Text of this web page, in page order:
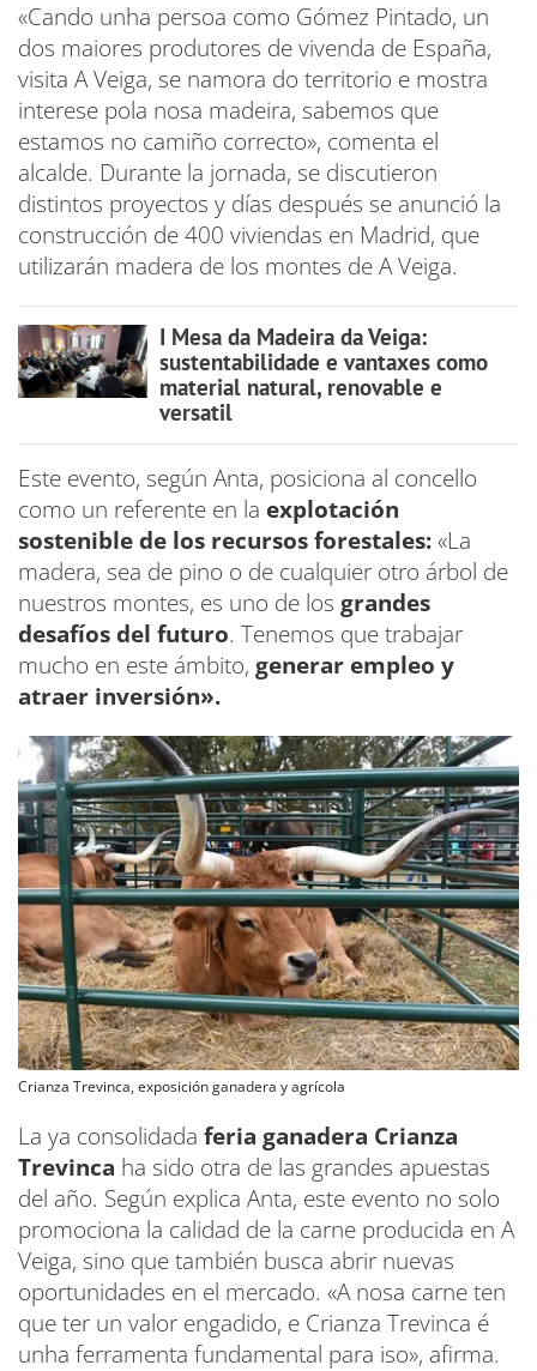
«Cando unha persoa como Gómez Pintado, un
dos maiores produtores de vivenda de España,
visita A Veiga, se namora do territorio e mostra
interese pola nosa madeira, sabemos que
estamos no camiño correcto», comenta el
alcalde. Durante la jornada, se discutieron
distintos proyectos y días después se anunció la
construcción de 400 viviendas en Madrid, que
utilizarán madera de los montes de A Veiga.
I Mesa da Madeira da Veiga:
sustentabilidade e vantaxes como
material natural, renovable e
versatil
Este evento, según Anta, posiciona al concello
como un referente en la explotación
sostenible de los recursos forestales:«La
madera, sea de pino o de cualquier otro árbol de
nuestros montes, es uno de los grandes
desafíos del futuro. Tenemos que trabajar
mucho en este ámbito, generar empleo y
atraer inversión».
Crianza Trevinca, exposición ganadera y agrícola
La ya consolidada feria ganadera Crianza
Trevinca ha sido otra de las grandes apuestas
del año. Según explica Anta, este evento no solo
promociona la calidad de la carne producida en A
Veiga, sino que también busca abrir nuevas
oportunidades en el mercado. «A nosa carne ten
que ter un valor engadido, e Crianza Trevinca é
unha ferramenta fundamental para iso», afirma.